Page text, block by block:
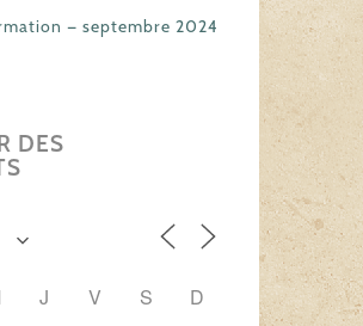
— septembre 2024
DES
J V S
D